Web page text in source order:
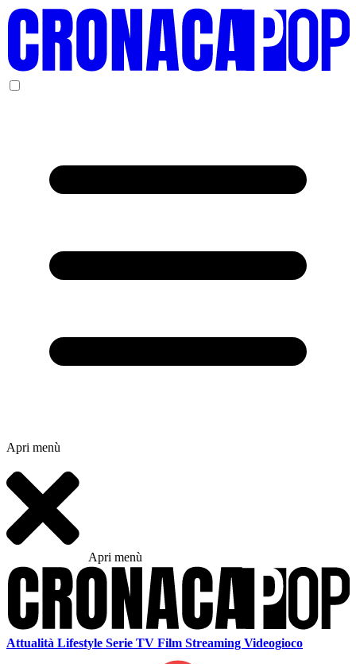
Apri menù
Apri menù
Attualità Lifestyle Serie TV Film Streaming Videogioco